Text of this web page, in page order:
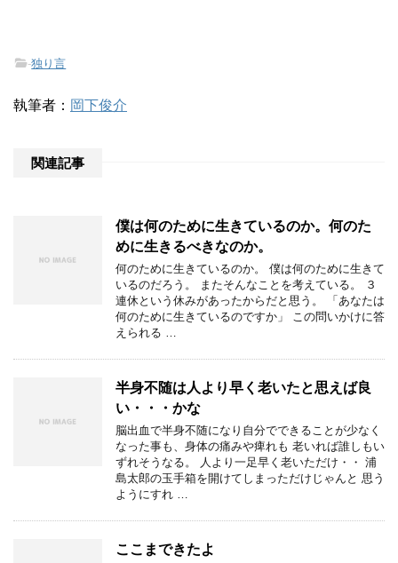
-独り言
執筆者： 岡下俊介
関連記事
僕は何のために生きているのか。何のた
めに生きるべきなのか。
何のために生きているのか。 僕は何のために生きて
いるのだろう。 またそんなことを考えている。 ３
連休という休みがあったからだと思う。 「あなたは
何のために生きているのですか」 この問いかけに答
えられる …
半身不随は人より早く老いたと思えば良
い・・・かな
脳出血で半身不随になり自分でできることが少なく
なった事も、身体の痛みや痺れも 老いれば誰しもい
ずれそうなる。 人より一足早く老いただけ・・ 浦
島太郎の玉手箱を開けてしまっただけじゃんと 思う
ようにすれ …
ここまできたよ